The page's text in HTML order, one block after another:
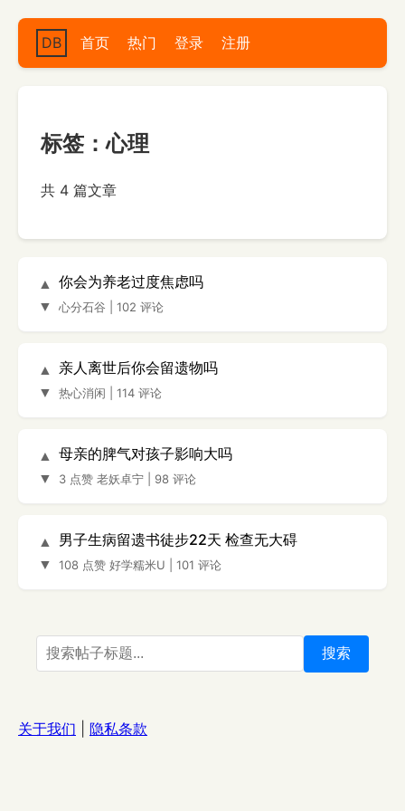
DB 首页 热门 登录 注册
标签：心理
共 4 篇文章
▲
▼
你会为养老过度焦虑吗
心分石谷 102 评论
▲
▼
亲人离世后你会留遗物吗
热心消闲 114 评论
▲
▼
母亲的脾气对孩子影响大吗
3 点赞 老妖卓宁 98 评论
▲
▼
男子生病留遗书徒步22天 检查无大碍
108 点赞 好学糯米U 101 评论
搜索
关于我们 隐私条款